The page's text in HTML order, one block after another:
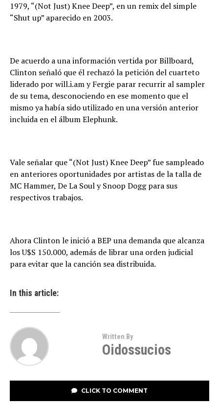
1979, “(Not Just) Knee Deep”, en un remix del simple
“Shut up” aparecido en 2003.
De acuerdo a una información vertida por Billboard,
Clinton señaló que él rechazó la petición del cuarteto
liderado por will.i.am y Fergie parar recurrir al sampler
de su tema, desconociendo en ese momento que el
mismo ya había sido utilizado en una versión anterior
incluida en el álbum Elephunk.
Vale señalar que “(Not Just) Knee Deep” fue sampleado
en anteriores oportunidades por artistas de la talla de
MC Hammer, De La Soul y Snoop Dogg para sus
respectivos trabajos.
Ahora Clinton le inició a BEP una demanda que alcanza
los U$S 150.000, además de librar una orden judicial
para evitar que la canción sea distribuida.
In this article:
Written By
Oidossucios
CLICK TO COMMENT